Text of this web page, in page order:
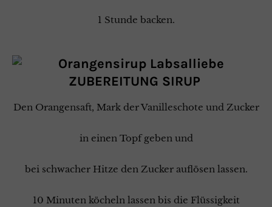
1 Stunde backen.
ZUBEREITUNG SIRUP
Den Orangensaft, Mark der Vanilleschote und Zucker
in einen Topf geben und
bei schwacher Hitze den Zucker auflösen lassen.
10 Minuten köcheln lassen bis die Flüssigkeit